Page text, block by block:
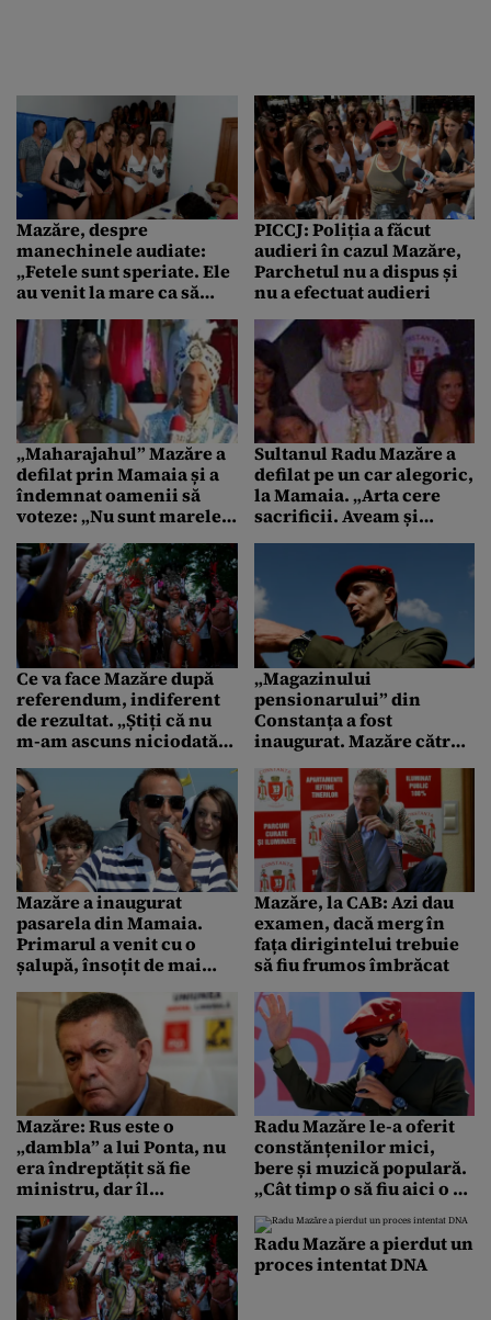
Mazăre, despre
manechinele audiate:
„Fetele sunt speriate. Ele
au venit la mare ca să
PICCJ: Poliția a făcut
audieri în cazul Mazăre,
Parchetul nu a dispus și
nu a efectuat audieri
„Maharajahul” Mazăre a
defilat prin Mamaia și a
îndemnat oamenii să
voteze: „Nu sunt marele
litoralului? Și cu
buletinul la bikini poți să
mergi la vot”
Sultanul Radu Mazăre a
defilat pe un car alegoric,
la Mamaia. „Arta cere
sacrificii. Aveam și
de râs”
Ce va face Mazăre după
referendum, indiferent
de rezultat. „Știți că nu
m-am ascuns niciodată,
îmi place să dansez”
„Magazinului
pensionarului” din
Constanța a fost
inaugurat. Mazăre către
văzut că ai beretă, dar
fetele unde sunt?”
Mazăre a inaugurat
pasarela din Mamaia.
Primarul a venit cu o
șalupă, însoțit de mai
Mazăre, la CAB: Azi dau
examen, dacă merg în
fața dirigintelui trebuie
să fiu frumos îmbrăcat
Mazăre: Rus este o
„dambla” a lui Ponta, nu
era îndreptățit să fie
ministru, dar îl
dreptate, am fost cam
leneș la partid
Radu Mazăre le-a oferit
constănțenilor mici,
bere și muzică populară.
„Cât timp o să fiu aici o să
Radu Mazăre a pierdut un
proces intentat DNA